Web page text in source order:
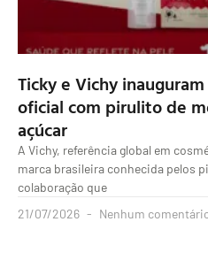
Ticky e Vichy
oficial com pirulito de
açúcar
A Vichy, referência global em
marca brasileira conhecida pelos
colaboração que
21/07/2026
Nenhum